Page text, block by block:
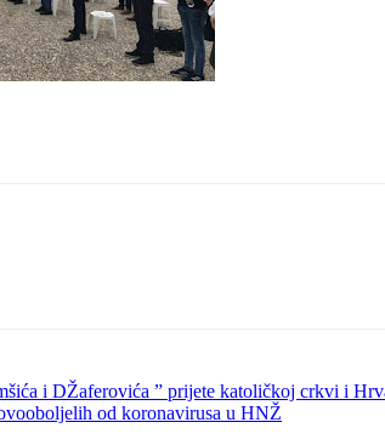
i DŽaferovića ” prijete katoličkoj crkvi i
od koronavirusa u HNŽ